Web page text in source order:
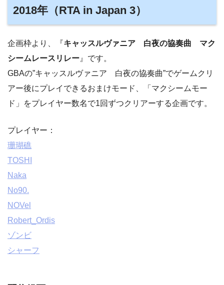
2018年（RTA in Japan 3）
企画枠より、『キャッスルヴァニア 白夜の協奏曲 マク
シームレースリレー 』です。
GBAの”キャッスルヴァニア 白夜の協奏曲”でゲームクリ
アー後にプレイできるおまけモード、「マクシームモー
ド」をプレイヤー数名で1回ずつクリアーする企画です。
プレイヤー：
珊瑚礁
TOSHI
Naka
No90.
NOVel
Robert_Ordis
ゾンビ
シャーフ